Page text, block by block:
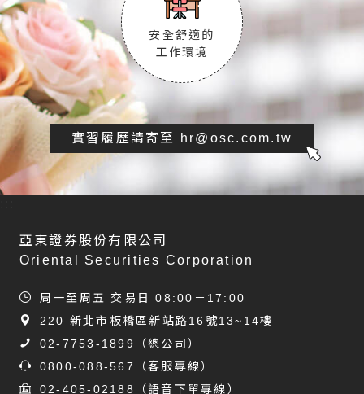
安全舒適的
工作環境
實習履歷請寄至 hr@osc.com.tw
亞東證券股份有限公司
Oriental Securities Corporation
周一至周五 交易日 08:00－17:00
220 新北市板橋區新站路16號13~14樓
02-7753-1899
（總公司）
0800-088-567
（客服專線）
02-405-02188
（語音下單專線）